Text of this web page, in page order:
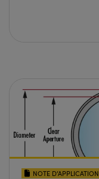
NOTE D’APPLICATION